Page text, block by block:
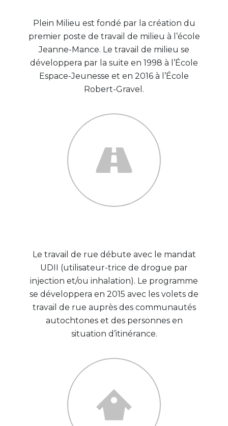
Plein Milieu est fondé par la création du
premier poste de travail de milieu à l’école
Jeanne-Mance. Le travail de milieu se
développera par la suite en 1998 à l’École
Espace-Jeunesse et en 2016 à l’École
Robert-Gravel.
Le travail de rue débute avec le mandat
UDII (utilisateur-trice de drogue par
injection et/ou inhalation). Le programme
se développera en 2015 avec les volets de
travail de rue auprès des communautés
autochtones et des personnes en
situation d’itinérance.